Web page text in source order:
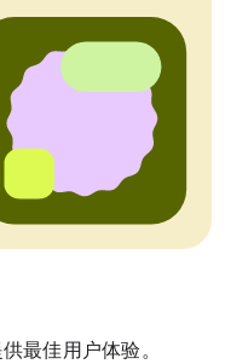
最佳用户体验。